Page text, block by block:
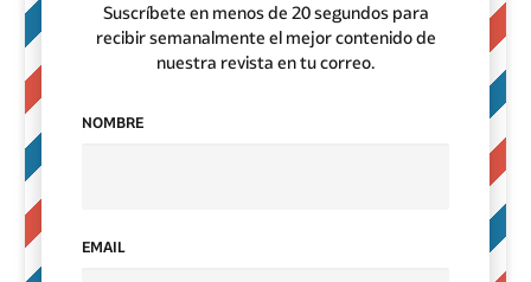
Suscríbete en menos de 20 segundos para
recibir semanalmente el mejor contenido de
nuestra revista en tu correo.
NOMBRE
EMAIL